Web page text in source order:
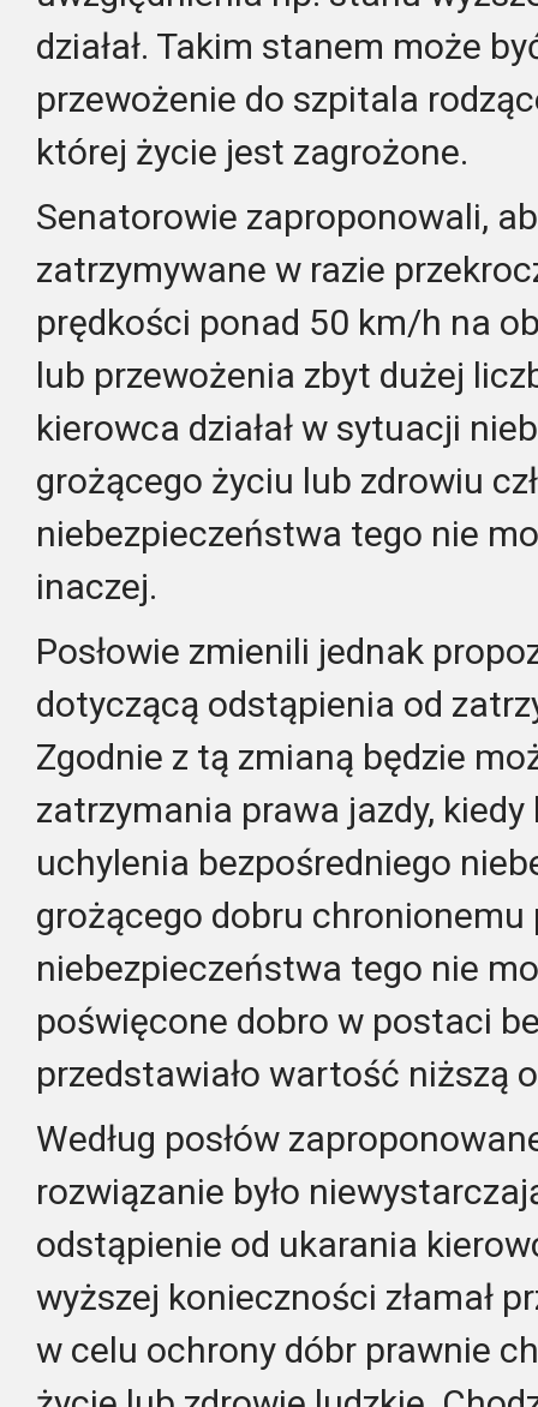
działał. Takim stanem może
przewożenie do szpitala
której życie jest zagrożone.
Senatorowie zaproponowali,
zatrzymywane w razie
prędkości ponad 50 km/h na
lub przewożenia zbyt dużej
kierowca działał w sytuacji
grożącego życiu lub zdrowiu
niebezpieczeństwa tego nie
inaczej.
Posłowie zmienili jednak
dotyczącą odstąpienia od
Zgodnie z tą zmianą będzie
zatrzymania prawa jazdy, kiedy
uchylenia bezpośredniego
grożącego dobru chronionemu
niebezpieczeństwa tego nie
poświęcone dobro w postaci
przedstawiało wartość niższą
Według posłów
rozwiązanie było
odstąpienie od ukarania
wyższej konieczności złamał
w celu ochrony dóbr prawnie